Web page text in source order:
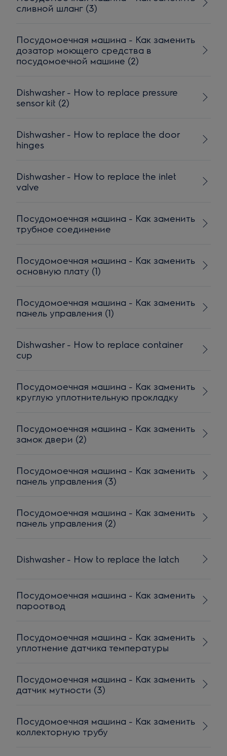
сливной шланг (3)
Посудомоечная машина - Как заменить
дозатор моющего средства в
посудомоечной машине (2)
Dishwasher - How to replace pressure
sensor kit (2)
Dishwasher - How to replace the door
hinges
Dishwasher - How to replace the inlet
valve
Посудомоечная машина - Как заменить
трубное соединение
Посудомоечная машина - Как заменить
основную плату (1)
Посудомоечная машина - Как заменить
панель управления (1)
Dishwasher - How to replace container
cup
Посудомоечная машина - Как заменить
круглую уплотнительную прокладку
Посудомоечная машина - Как заменить
замок двери (2)
Посудомоечная машина - Как заменить
панель управления (3)
Посудомоечная машина - Как заменить
панель управления (2)
Dishwasher - How to replace the latch
Посудомоечная машина - Как заменить
пароотвод
Посудомоечная машина - Как заменить
уплотнение датчика температуры
Посудомоечная машина - Как заменить
датчик мутности (3)
Посудомоечная машина - Как заменить
коллекторную трубу